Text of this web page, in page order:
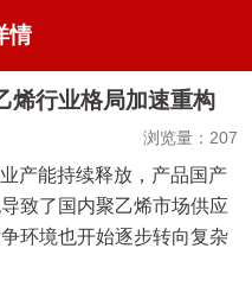
情
烯行业格局加速重构
浏览量：207
产能持续释放，产品国产
致了国内聚乙烯市场供应
环境也开始逐步转向复杂